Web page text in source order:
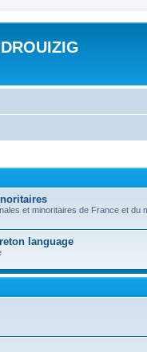
et minoritaires de France et du
language